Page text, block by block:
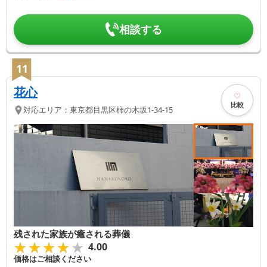
相談する
11
花心
対応エリア： 東京都目黒区柿の木坂1-34-15 比較
残された家族が癒される葬儀
★★★★★
★★★★★ 4.00
価格はご相談ください